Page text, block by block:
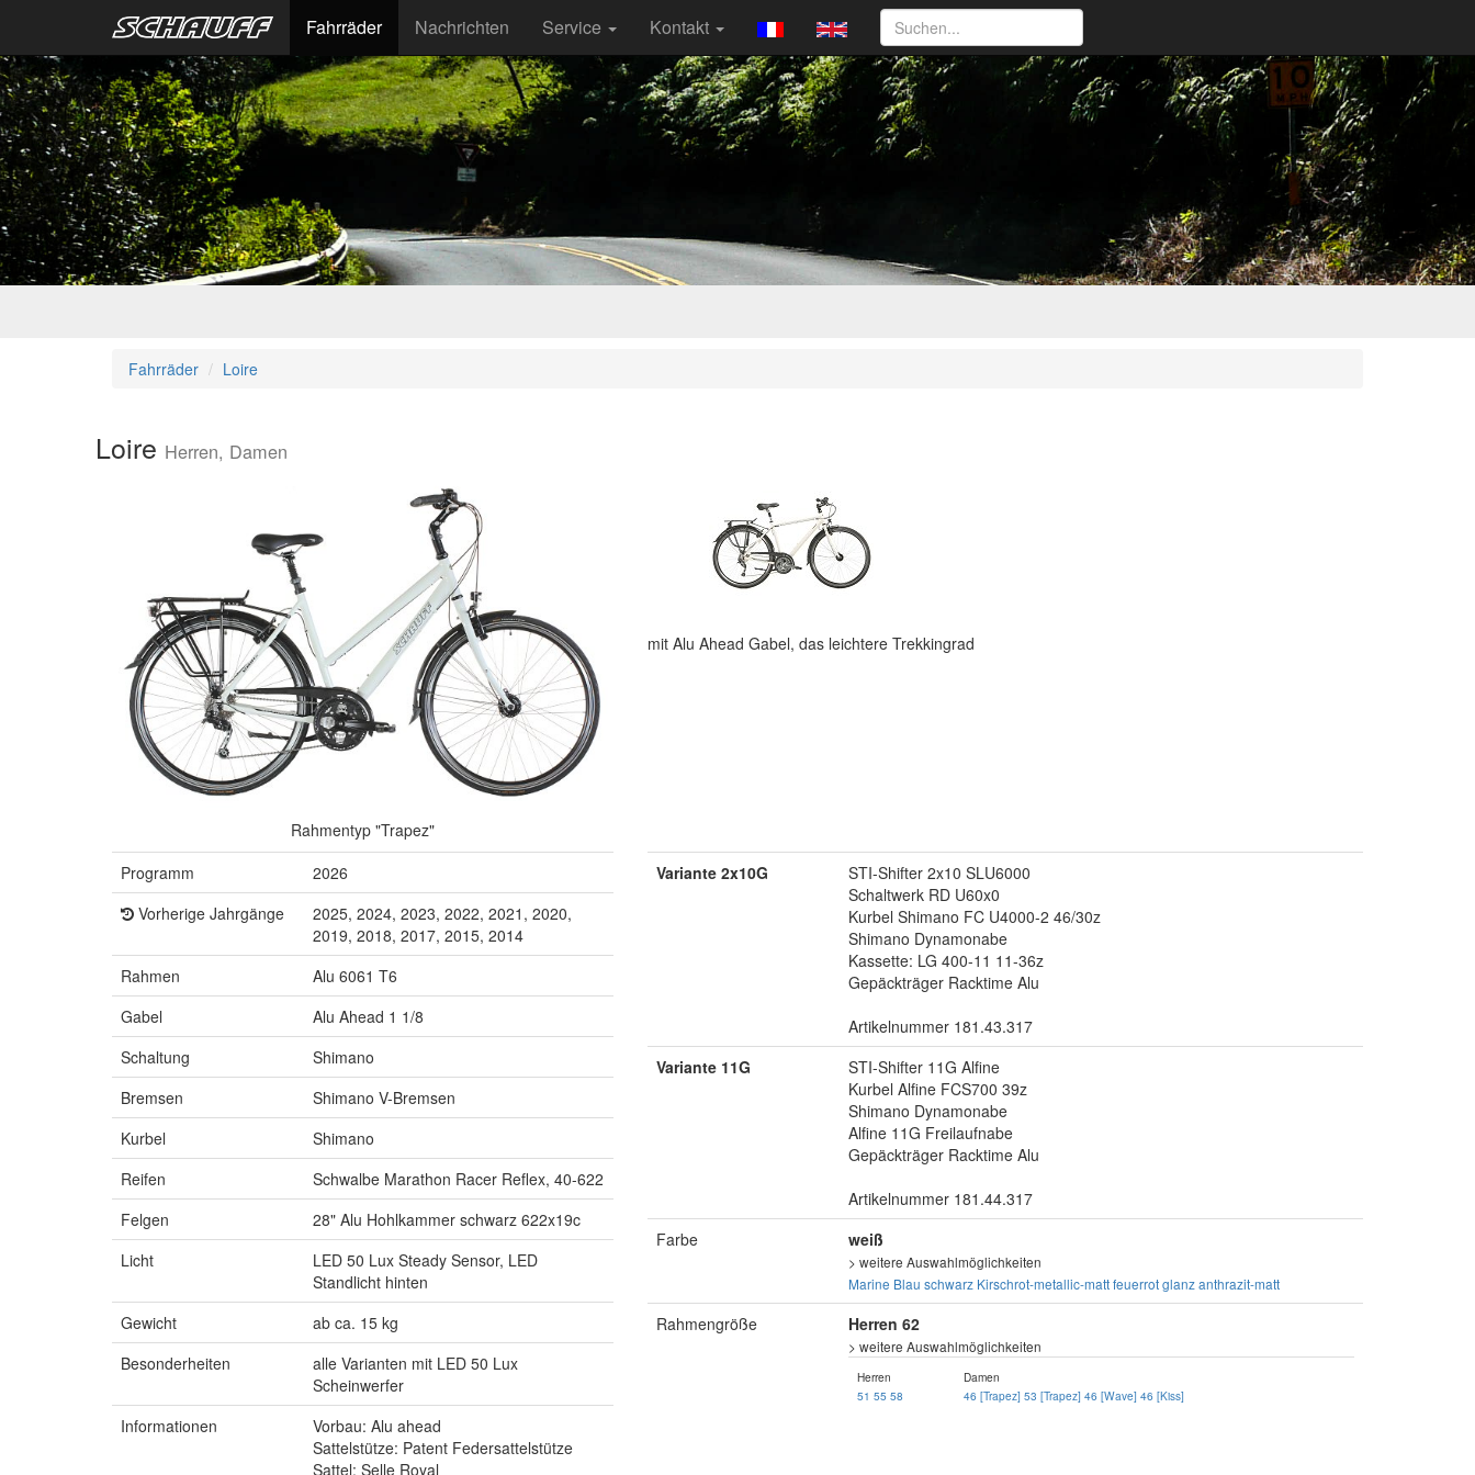
Fahrräder Nachrichten Service Kontakt
Fahrräder Loire
Loire Herren, Damen
Rahmentyp "Trapez"
mit Alu Ahead Gabel, das leichtere Trekkingrad
Programm
2026
Vorherige Jahrgänge
2025, 2024, 2023, 2022, 2021, 2020,
2019, 2018, 2017, 2015, 2014
Rahmen
Alu 6061 T6
Gabel
Alu Ahead 1 1/8
Schaltung
Shimano
Bremsen
Shimano V-Bremsen
Kurbel
Shimano
Reifen
Schwalbe Marathon Racer Reflex, 40-622
Felgen
28" Alu Hohlkammer schwarz 622x19c
Licht
LED 50 Lux Steady Sensor, LED
Standlicht hinten
Gewicht
ab ca. 15 kg
Besonderheiten
alle Varianten mit LED 50 Lux
Scheinwerfer
Informationen
Vorbau: Alu ahead
Sattelstütze: Patent Federsattelstütze
Sattel: Selle Royal
Variante 2x10G
STI-Shifter 2x10 SLU6000
Schaltwerk RD U60x0
Kurbel Shimano FC U4000-2 46/30z
Shimano Dynamonabe
Kassette: LG 400-11 11-36z
Gepäckträger Racktime Alu
Artikelnummer 181.43.317
Variante 11G
STI-Shifter 11G Alfine
Kurbel Alfine FCS700 39z
Shimano Dynamonabe
Alfine 11G Freilaufnabe
Gepäckträger Racktime Alu
Artikelnummer 181.44.317
Farbe
weiß
> weitere Auswahlmöglichkeiten
Marine Blau schwarz Kirschrot-metallic-matt feuerrot glanz anthrazit-matt
Rahmengröße Herren 62
> weitere Auswahlmöglichkeiten
Herren
51 55 58
Damen
46 [Trapez] 53 [Trapez] 46 [Wave] 46 [Kiss]